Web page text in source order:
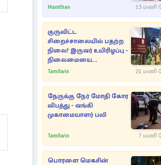
Manithan 13 மணி
குருவிட்ட
சிறைச்சாலையில் பதற்ற
நிலை! இருவர் உயிரிழப்பு -
நிலைமையை
கட்டுப்படுத்த பொலிஸார்
Tamilwin 21 மணி
நேருக்கு நேர் மோதி கோர
விபத்து - வங்கி
முகாமையாளர் பலி
Tamilwin 7 மணி
பொரளை மெகசின்